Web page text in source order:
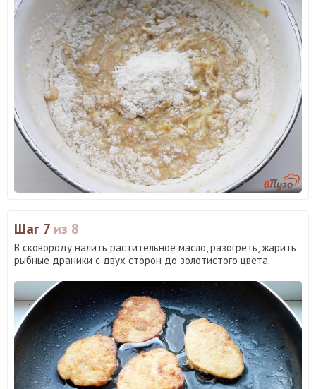
Шаг 7 из 8
В сковороду налить растительное масло, разогреть, жарить
рыбные драники с двух сторон до золотистого цвета.